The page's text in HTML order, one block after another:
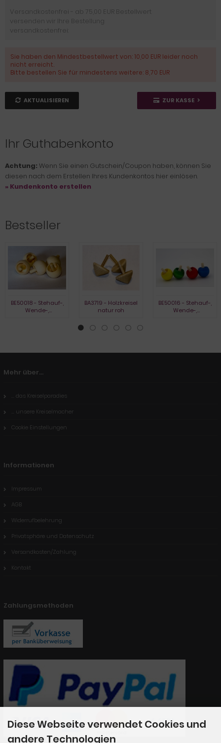
Versandkostenfrei - ab 75,00 EUR Bestellwert
versenden wir Ihre Bestellung
versandkostenfrei:
Sie haben den Mindestbestellwert von: 10,00 EUR leider noch
nicht erreicht.
Bitte bestellen Sie für mindestens weitere: 8,70 EUR
AKTUALISIEREN ZUR KASSE
Ihr Guthabenkonto
Achtung: Wenn Sie einen Gutschein/Coupon haben, können Sie
diesen nach dem Erstellen Ihres Kundenkontos hier einlösen.
» Kundenkonto erstellen
Bestseller
BE50018 - Stehauf-,
Wende-,
BA3719 - Holzkreisel
natur roh
BE50016 - Stehauf-,
Wende-,
Mehr über...
... das Kreiselparadies
... unsere Kreiselmacher
Cookie Einstellungen
Informationen
Impressum
AGB
Widerrufbelehrung
Privatsphäre und Datenschutz
Versandkosten/Zahlung
Kontakt
Zahlungsmethoden
Diese Webseite verwendet Cookies und
andere Technologien